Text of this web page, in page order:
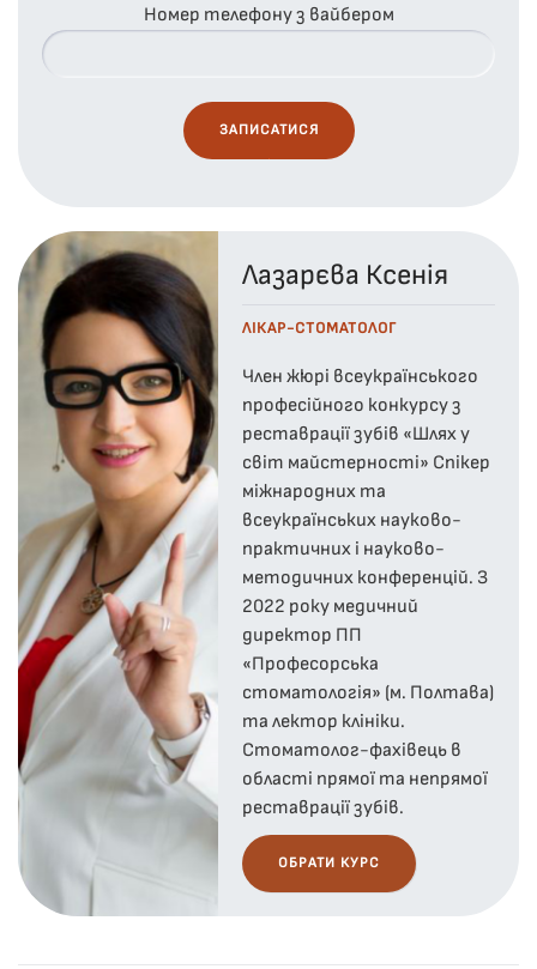
Номер телефону з вайбером
Лазарєва Ксенія
ЛІКАР-СТОМАТОЛОГ
Член жюрі всеукраїнського
професійного конкурсу з
реставрації зубів «Шлях у
світ майстерності» Спікер
міжнародних та
всеукраїнських науково-
практичних і науково-
методичних конференцій. З
2022 року медичний
директор ПП
«Професорська
стоматологія» (м. Полтава)
та лектор клініки.
Стоматолог-фахівець в
області прямої та непрямої
реставрації зубів.
ОБРАТИ КУРС